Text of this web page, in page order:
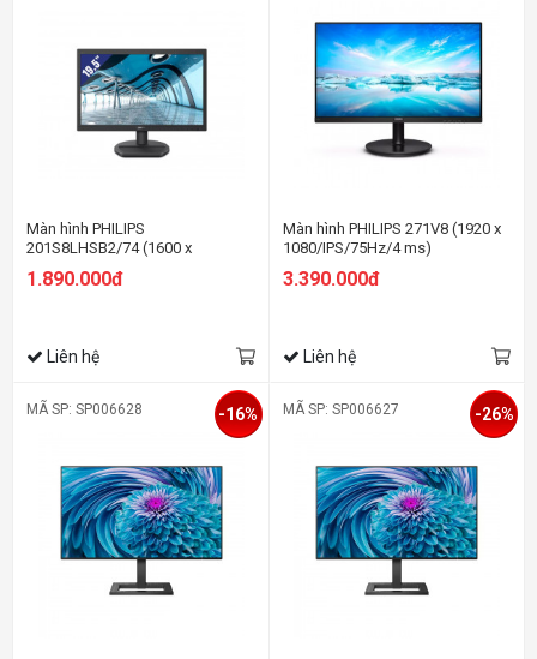
Màn hình PHILIPS
201S8LHSB2/74 (1600 x
1.890.000đ
Liên hệ
Màn hình PHILIPS 271V8 (1920 x
1080/IPS/75Hz/4 ms)
3.390.000đ
Liên hệ
MÃ SP: SP006628 -16% MÃ SP: SP006627 -26%